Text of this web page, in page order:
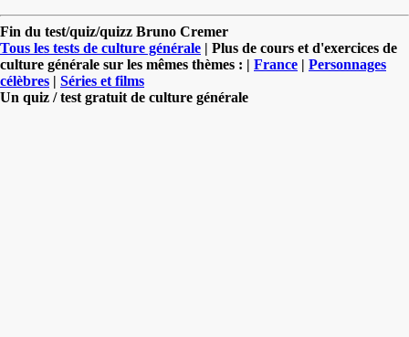
Fin du test/quiz/quizz Bruno Cremer
Tous les tests de culture générale | Plus de cours et d'exercices de
culture générale sur les mêmes thèmes : | France | Personnages
célèbres | Séries et films
Un quiz / test gratuit de culture générale